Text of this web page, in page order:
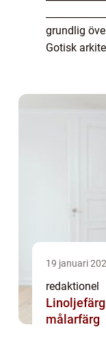
grundlig
Gotisk
19 januari
redaktionel
målarfärg